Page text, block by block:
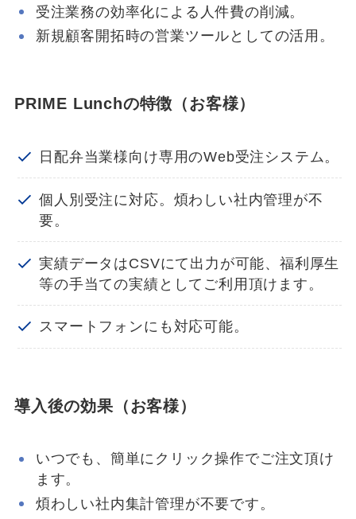
受注業務の効率化による人件費の削減。
新規顧客開拓時の営業ツールとしての活用。
PRIME Lunchの特徴（お客様）
日配弁当業様向け専用のWeb受注システム。
個人別受注に対応。煩わしい社内管理が不
要。
実績データはCSVにて出力が可能、福利厚生
等の手当ての実績としてご利用頂けます。
スマートフォンにも対応可能。
導入後の効果（お客様）
いつでも、簡単にクリック操作でご注文頂け
ます。
煩わしい社内集計管理が不要です。